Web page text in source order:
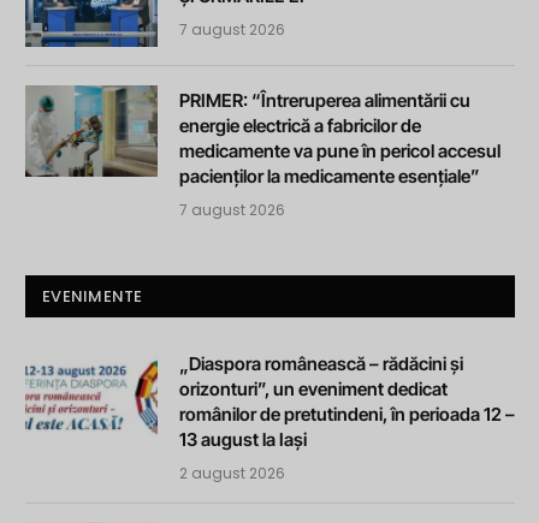
7 august 2026
PRIMER: “Întreruperea alimentării cu
energie electrică a fabricilor de
medicamente va pune în pericol accesul
pacienților la medicamente esențiale”
7 august 2026
EVENIMENTE
„Diaspora românească – rădăcini și
orizonturi”, un eveniment dedicat
românilor de pretutindeni, în perioada 12 –
13 august la Iași
2 august 2026